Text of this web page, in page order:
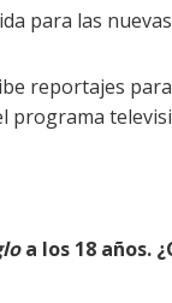
para las
reportajes
programa
a los 18 años.